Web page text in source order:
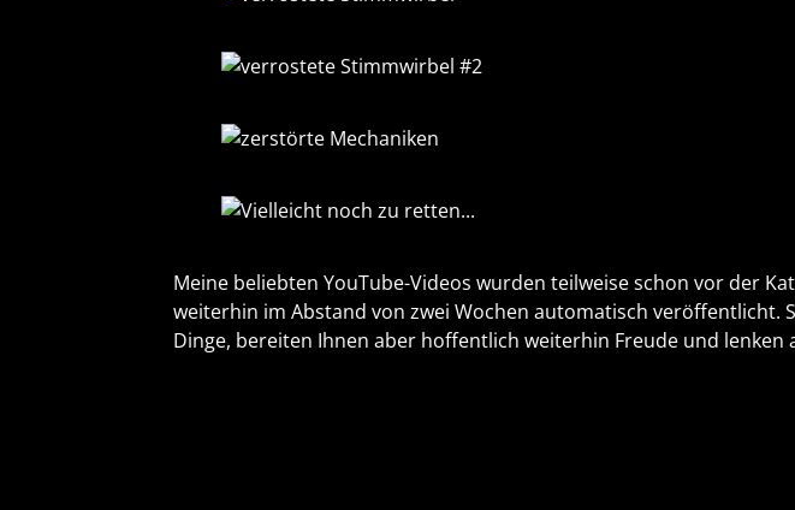
Meine beliebten YouTube-Videos wurden teilweise schon vor der
weiterhin im Abstand von zwei Wochen automatisch veröffentlicht.
Dinge, bereiten Ihnen aber hoffentlich weiterhin Freude und lenken